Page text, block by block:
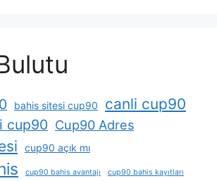
bahis sitesi cup90 canli cup90
cup90 Cup90 Adres
cup90 açık mı
cup90 bahis avantajı cup90 bahis kayıtları